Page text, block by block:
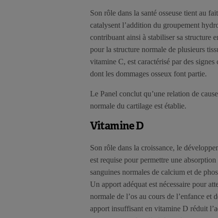
Son rôle dans la santé osseuse tient au
catalysent l’addition du groupement
contribuant ainsi à stabiliser sa structure
pour la structure normale de plusieurs
vitamine C, est caractérisé par des signes
dont les dommages osseux font partie.
Le Panel conclut qu’une relation de
normale du cartilage est établie.
Vitamine D
Son rôle dans la croissance, le
est requise pour permettre une
sanguines normales de calcium et de
Un apport adéquat est nécessaire pour
normale de l’os au cours de l’enfance et
apport insuffisant en vitamine D réduit